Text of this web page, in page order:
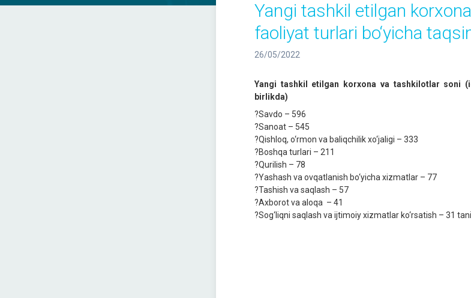
Yangi tashkil etilgan
faoliyat turlari bo‘yicha
26/05/2022
Yangi tashkil etilgan korxona va tashkilotlar soni
birlikda)
?Savdo – 596
?Sanoat – 545
?Qishloq, o‘rmon va baliqchilik xo‘jaligi – 333
?Boshqa turlari – 211
?Qurilish – 78
?Yashash va ovqatlanish bo‘yicha xizmatlar – 77
?Tashish va saqlash – 57
?Axborot va aloqa – 41
?Sog‘liqni saqlash va ijtimoiy xizmatlar ko‘rsatish – 31